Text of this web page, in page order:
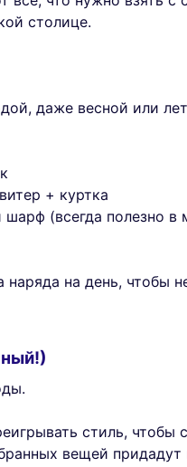
столице.
даже весной или
+ куртка
(всегда полезно в
на день, чтобы
стиль, чтобы
вещей